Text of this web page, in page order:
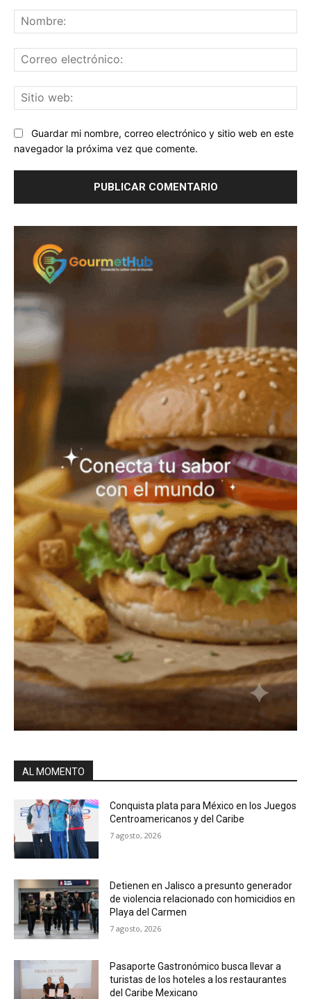
Guardar mi nombre, correo electrónico y sitio web en este
navegador la próxima vez que comente.
AL MOMENTO
Conquista plata para México en los Juegos
Centroamericanos y del Caribe
7 agosto, 2026
Detienen en Jalisco a presunto generador
de violencia relacionado con homicidios en
Playa del Carmen
7 agosto, 2026
Pasaporte Gastronómico busca llevar a
turistas de los hoteles a los restaurantes
del Caribe Mexicano